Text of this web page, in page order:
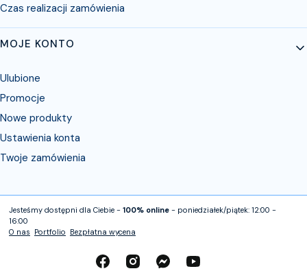
Czas realizacji zamówienia
MOJE KONTO
Ulubione
Promocje
Nowe produkty
Ustawienia konta
Twoje zamówienia
Jesteśmy dostępni dla Ciebie - 100% online - poniedziałek/piątek: 12:00 -
16:00
O nas Portfolio Bezpłatna wycena